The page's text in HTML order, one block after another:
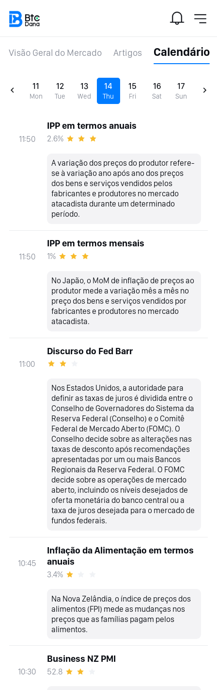
Visão Geral do Mercado Artigos Calendário
11
Mon
12
Tue
13
Wed
14
Thu
15
Fri
16
Sat
17
Sun
11:50
IPP em termos anuais
2.6%
A variação dos preços do produtor refere-
se à variação ano após ano dos preços
dos bens e serviços vendidos pelos
fabricantes e produtores no mercado
atacadista durante um determinado
período.
11:50
IPP em termos mensais
1%
No Japão, o MoM de inflação de preços ao
produtor mede a variação mês a mês no
preço dos bens e serviços vendidos por
fabricantes e produtores no mercado
atacadista.
11:00
Discurso do Fed Barr
Nos Estados Unidos, a autoridade para
definir as taxas de juros é dividida entre o
Conselho de Governadores do Sistema da
Reserva Federal (Conselho) e o Comitê
Federal de Mercado Aberto (FOMC). O
Conselho decide sobre as alterações nas
taxas de desconto após recomendações
apresentadas por um ou mais Bancos
Regionais da Reserva Federal. O FOMC
decide sobre as operações de mercado
aberto, incluindo os níveis desejados de
oferta monetária do banco central ou a
taxa de juros desejada para o mercado de
fundos federais.
10:45
Inflação da Alimentação em termos
anuais
3.4%
Na Nova Zelândia, o índice de preços dos
alimentos (FPI) mede as mudanças nos
preços que as famílias pagam pelos
alimentos.
10:30
Business NZ PMI
52.8